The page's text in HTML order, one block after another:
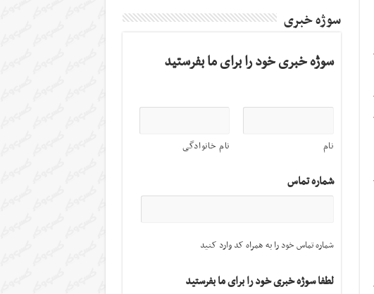
سوژه خبری
سوژه خبری خود را برای ما بفرستید
نام نام خانوادگی
شماره تماس
شماره تماس خود را به همراه کد وارد کنید
لطفا سوژه خبری خود را برای ما بفرستید